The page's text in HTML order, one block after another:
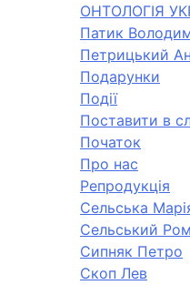
ОНТОЛОГІЯ
Патик
Петрицький
Подарунки
Події
Поставити в
Початок
Про нас
Репродукція
Сельська
Сельський
Сипняк Петро
Скоп Лев